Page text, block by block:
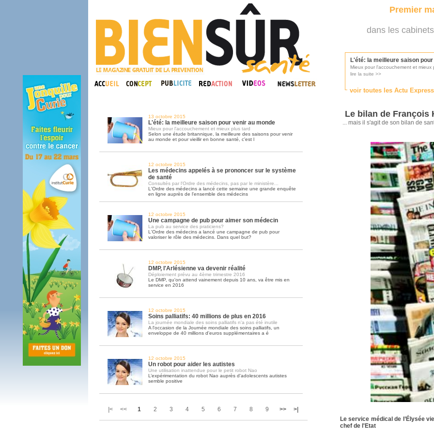
Premier
dans les
voir toutes les Actu
L'été: la meilleure saison
Mieux pour l'accouchement et mieux
lire la suite >>
Consultés par l'Ordre des médecins,
lire la suite >>
Une campagne de pub pour
La pub au service des praticiens?
lire la suite >>
DMP, l'Arlésienne va devenir
Déploiement prévu au 4ème
lire la suite >>
Soins palliatifs: 40 millions de
La journée mondiale des soins
lire la suite >>
13 octobre 2015
L'été: la meilleure saison pour venir au monde
Mieux pour l'accouchement et mieux plus tard
Selon une étude britannique, la meilleure des saisons pour venir
au monde et pour vieillir en bonne santé, c'est l
12 octobre 2015
Les médecins appelés à se prononcer sur le système
de santé
Consultés par l'Ordre des médecins, pas par le ministère...
L'Ordre des médecins a lancé cette semaine une grande enquête
en ligne auprès de l'ensemble des médecins
12 octobre 2015
Une campagne de pub pour aimer son médecin
La pub au service des praticiens?
L'Ordre des médecins a lancé une campagne de pub pour
valoriser le rôle des médecins. Dans quel but?
12 octobre 2015
DMP, l'Arlésienne va devenir réalité
Déploiement prévu au 4ème trimestre 2016
Le DMP, qu'on attend vainement depuis 10 ans, va être mis en
service en 2016
12 octobre 2015
Soins palliatifs: 40 millions de plus en 2016
La journée mondiale des soins palliatifs n'a pas été inutile
A l'occasion de la Journée mondiale des soins palliatifs, un
enveloppe de 40 millions d'euros supplémentaires a é
12 octobre 2015
Un robot pour aider les autistes
Une utilisation inattendue pour le petit robot Nao
L’expérimentation du robot Nao auprès d'adolescents autistes
semble positive
|< << 1 2 3 4 5 6 7 8 9 >> >|
Le bilan de François
... mais il s'agit de son bilan de
Le service médical de l’Élysée
chef de l'Etat